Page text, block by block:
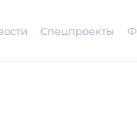
Спецпроекты